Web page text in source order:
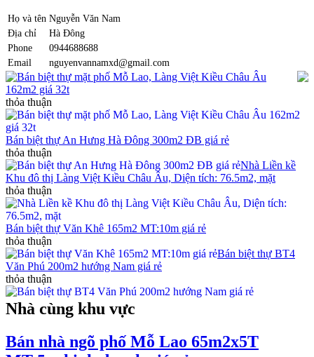
Họ và tên Nguyễn Văn Nam
Địa chỉ
Hà Đông
Phone
0944688688
Email
nguyenvannamxd@gmail.com
Bán biệt thự mặt phố Mỗ Lao, Làng Việt Kiều Châu Âu
162m2 giá 32t
thỏa thuận
Bán biệt thự An Hưng Hà Đông 300m2 ĐB giá rẻ
thỏa thuận
Nhà Liền kề
Khu đô thị Làng Việt Kiều Châu Âu, Diện tích: 76.5m2, mặt
thỏa thuận
Bán biệt thự Văn Khê 165m2 MT:10m giá rẻ
thỏa thuận
Bán biệt thự BT4
Văn Phú 200m2 hướng Nam giá rẻ
thỏa thuận
Nhà cùng khu vực
Bán nhà ngõ phố Mỗ Lao 65m2x5T